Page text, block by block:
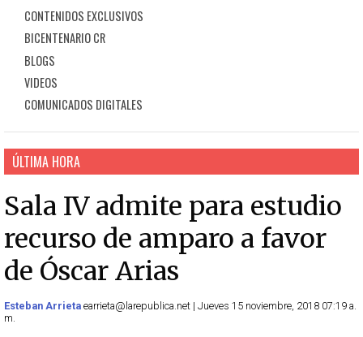
CONTENIDOS EXCLUSIVOS
BICENTENARIO CR
BLOGS
VIDEOS
COMUNICADOS DIGITALES
ÚLTIMA HORA
Sala IV admite para estudio
recurso de amparo a favor
de Óscar Arias
Esteban Arrieta earrieta@larepublica.net | Jueves 15 noviembre, 2018 07:19 a.
m.